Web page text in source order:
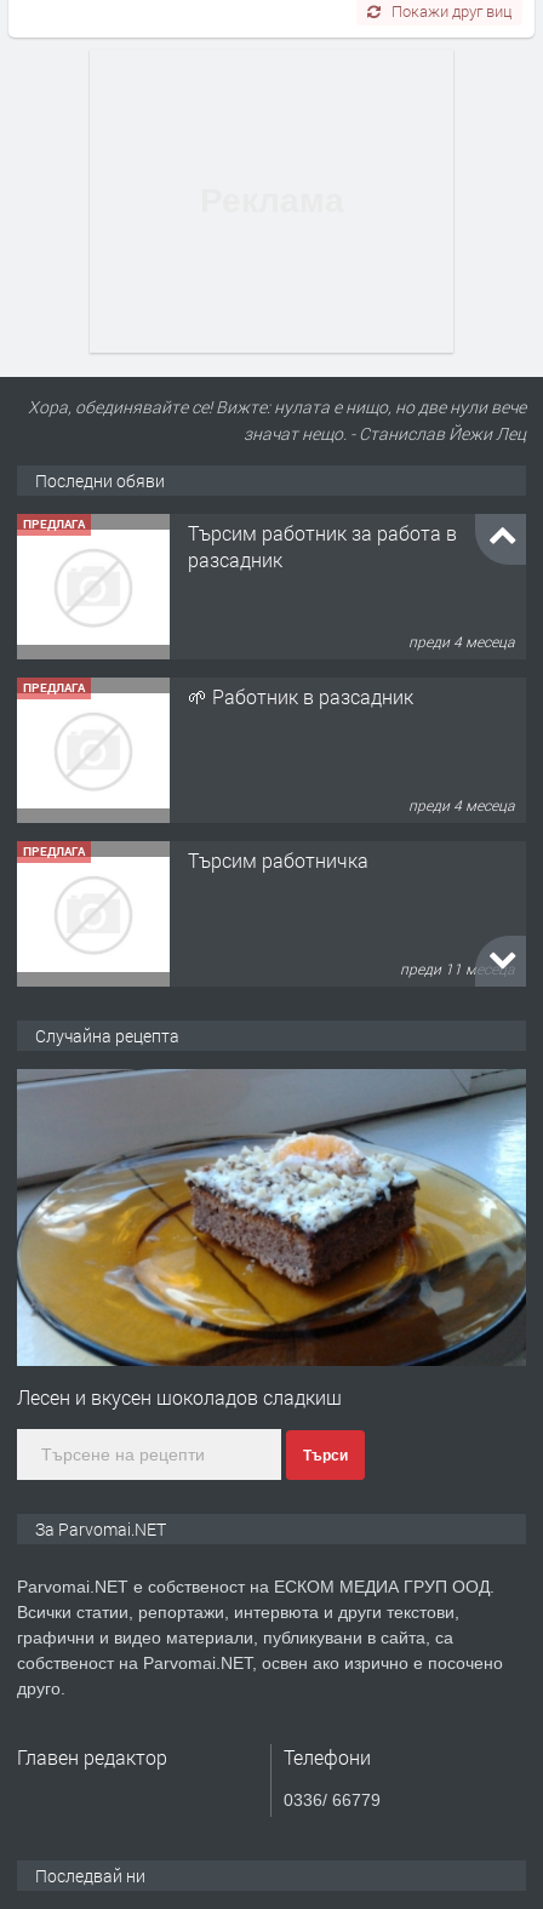
Покажи друг виц
Хора, обединявайте се! Вижте: нулата е нищо, но две нули вече
значат нещо. - Станислав Йежи Лец
Последни обяви
ПРЕДЛАГА
Търсим работник за работа в
разсадник
преди 4 месеца
ПРЕДЛАГА 🌱 Работник в разсадник
преди 4 месеца
ПРЕДЛАГА Търсим работничка
преди 11 месеца
преди 1 година
ПРЕДЛАГА Работа за общи работници
преди 1 година
ПРЕДЛАГА
Първи поход "По стъпките на Ангел
преди 1 година
ПРЕДЛАГА Уроци по Математика
Случайна рецепта
Лесен и вкусен шоколадов сладкиш
Търси
За Parvomai.NET
Parvomai.NET е собственост на ЕСКОМ МЕДИА ГРУП ООД.
Всички статии, репортажи, интервюта и други текстови,
графични и видео материали, публикувани в сайта, са
собственост на Parvomai.NET, освен ако изрично е посочено
друго.
Главен редактор Телефони
0336/ 66779
Последвай ни